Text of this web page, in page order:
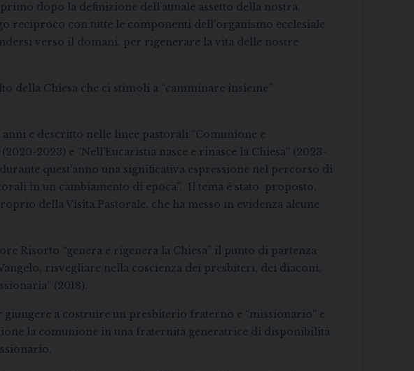
dopo la definizione dell’attuale assetto della nostra
reciproco con tutte le componenti dell’organismo ecclesiale
verso il domani, per rigenerare la vita delle nostre
della Chiesa che ci stimoli a “camminare insieme”
e descritto nelle linee pastorali “Comunione e
2023) e “Nell’Eucaristia nasce e rinasce la Chiesa” (2023-
quest’anno una significativa espressione nel percorso di
in un cambiamento di epoca”. Il tema è stato proposto,
della Visita Pastorale, che ha messo in evidenza alcune
Risorto “genera e rigenera la Chiesa” il punto di partenza
risvegliare nella coscienza dei presbiteri, dei diaconi,
(2018).
a costruire un presbiterio fraterno e “missionario” e
la comunione in una fraternità generatrice di disponibilità